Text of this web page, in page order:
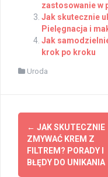
zastosowanie w
Jak skutecznie
Pielęgnacja i
Jak
krok po kroku
Uroda
Post
navigation
← JAK SKUTECZNIE
ZMYWAĆ KREM Z
FILTREM? PORADY I
BŁĘDY DO UNIKANIA